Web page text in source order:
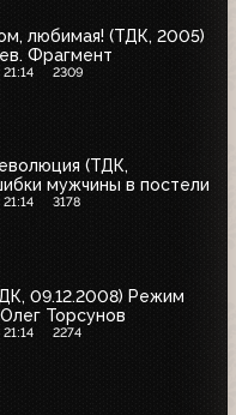
любимая! (ТДК, 2005)
Фрагмент
2309
(ТДК,
мужчины в постели
3178
09.12.2008) Режим
Торсунов
2274